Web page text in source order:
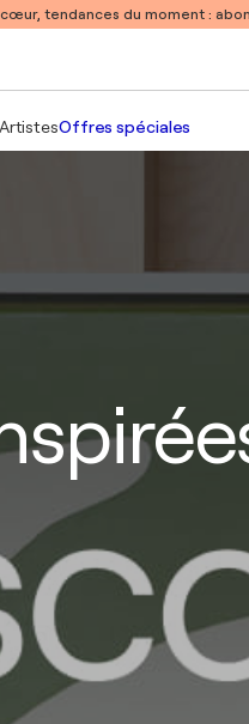
tendances du moment :
ArtistesOffres spéciales